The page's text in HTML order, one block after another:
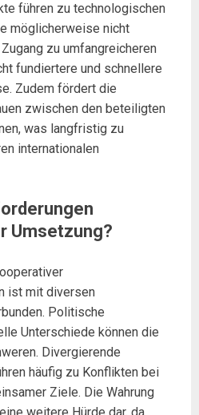
führen zu technologischen
möglicherweise nicht
zu umfangreicheren
fundiertere und schnellere
Zudem fördert die
zwischen den beteiligten
was langfristig zu
internationalen
Umsetzung?
ist mit diversen
Politische
Unterschiede können die
Divergierende
häufig zu Konflikten bei
Ziele. Die Wahrung